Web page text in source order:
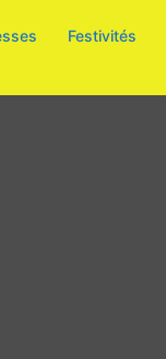
Festivités